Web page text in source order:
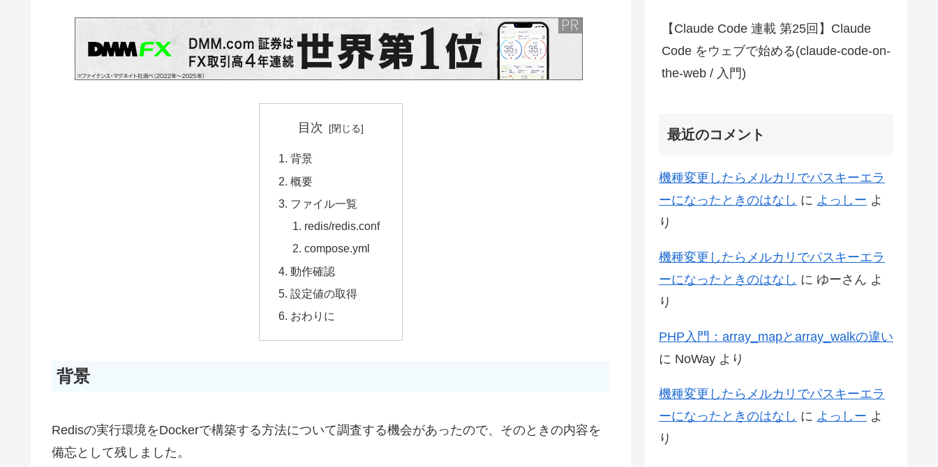
目次
背景
概要
ファイル一覧
redis/redis.conf
compose.yml
動作確認
設定値の取得
おわりに
背景
Redisの実行環境をDockerで構築する方法について調査する機会があったので、そのときの内容を
備忘として残しました。
【Claude Code 連載 第25回】Claude
Code をウェブで始める(claude-code-on-
the-web / 入門)
最近のコメント
機種変更したらメルカリでパスキーエラ
ーになったときのはなし に よっしー よ
り
機種変更したらメルカリでパスキーエラ
ーになったときのはなし に ゆーさん よ
り
PHP入門：array_mapとarray_walkの違い
に NoWay より
機種変更したらメルカリでパスキーエラ
ーになったときのはなし に よっしー よ
り